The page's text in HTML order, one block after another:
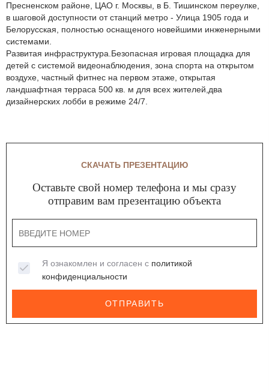
Пресненском районе, ЦАО г. Москвы, в Б. Тишинском переулке,
в шаговой доступности от станций метро - Улица 1905 года и
Белорусская, полностью оснащеного новейшими инженерными
системами.
Развитая инфраструктура.Безопасная игровая площадка для
детей с системой видеонаблюдения, зона спорта на открытом
воздухе, частный фитнес на первом этаже, открытая
ландшафтная терраса 500 кв. м для всех жителей,два
дизайнерских лобби в режиме 24/7.
СКАЧАТЬ ПРЕЗЕНТАЦИЮ
Оставьте свой номер телефона и мы сразу
отправим вам презентацию объекта
Я ознакомлен и согласен с политикой
конфиденциальности
ОТПРАВИТЬ